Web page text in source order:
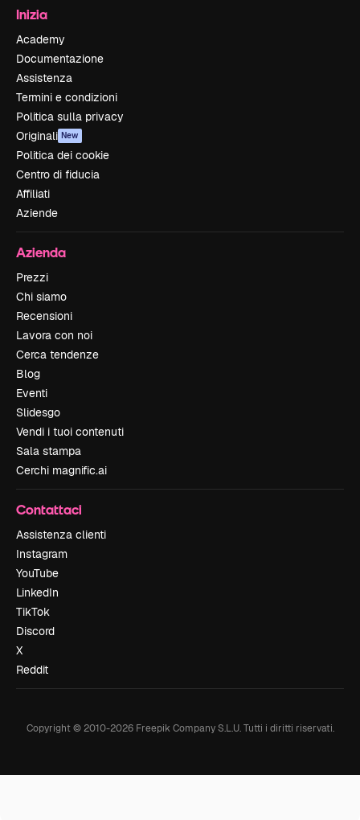
Inizia
Academy
Documentazione
Assistenza
Termini e condizioni
Politica sulla privacy
Originali New
Politica dei cookie
Centro di fiducia
Affiliati
Aziende
Azienda
Prezzi
Chi siamo
Recensioni
Lavora con noi
Cerca tendenze
Blog
Eventi
Slidesgo
Vendi i tuoi contenuti
Sala stampa
Cerchi magnific.ai
Contattaci
Assistenza clienti
Instagram
YouTube
LinkedIn
TikTok
Discord
X
Reddit
Copyright © 2010-2026Freepik Company S.L.U. Tutti i diritti riservati.